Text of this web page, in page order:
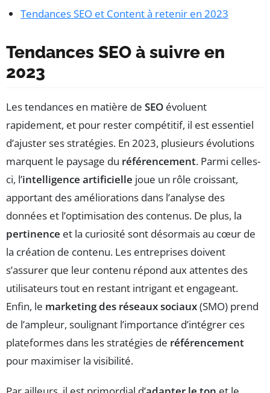
Tendances SEO et Content à retenir en 2023
Tendances SEO à suivre en
2023
Les tendances en matière de SEO évoluent
rapidement, et pour rester compétitif, il est essentiel
d’ajuster ses stratégies. En 2023, plusieurs évolutions
marquent le paysage du référencement. Parmi celles-
ci, l’intelligence artificielle joue un rôle croissant,
apportant des améliorations dans l’analyse des
données et l’optimisation des contenus. De plus, la
pertinence et la curiosité sont désormais au cœur de
la création de contenu. Les entreprises doivent
s’assurer que leur contenu répond aux attentes des
utilisateurs tout en restant intrigant et engageant.
Enfin, le marketing des réseaux sociaux(SMO) prend
de l’ampleur, soulignant l’importance d’intégrer ces
plateformes dans les stratégies de référencement
pour maximiser la visibilité.